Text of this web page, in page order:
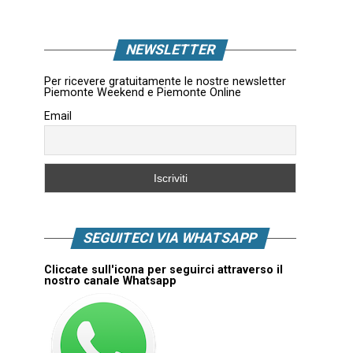
NEWSLETTER
Per ricevere gratuitamente le nostre newsletter
Piemonte Weekend e Piemonte Online
Email
SEGUITECI VIA WHATSAPP
Cliccate sull'icona per seguirci attraverso il
nostro canale Whatsapp